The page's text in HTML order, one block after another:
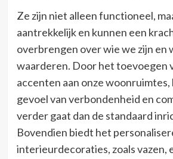
Ze zijn niet alleen functioneel,
aantrekkelijk en kunnen een
overbrengen over wie we zijn en
waarderen. Door het toevoegen
accenten aan onze woonruimtes,
gevoel van verbondenheid en
verder gaat dan de standaard
Bovendien biedt het
interieurdecoraties, zoals vazen,